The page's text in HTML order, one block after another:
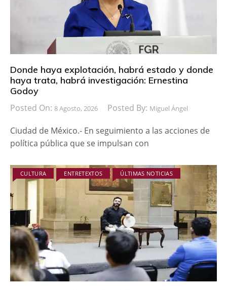
Donde haya explotación, habrá estado y donde
haya trata, habrá investigación: Ernestina
Godoy
Posted On: 8 Agosto, 2026 Posted By: Miguel Ángel
Ciudad de México.- En seguimiento a las acciones de
política pública que se impulsan con
CULTURA ENTRETEXTOS ÚLTIMAS NOTICIAS